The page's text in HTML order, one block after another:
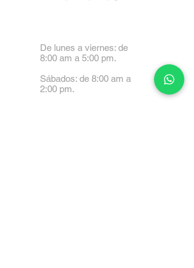
De lunes a viernes: de
8:00 am a 5:00 pm.
Sábados: de 8:00 am a
2:00 pm.